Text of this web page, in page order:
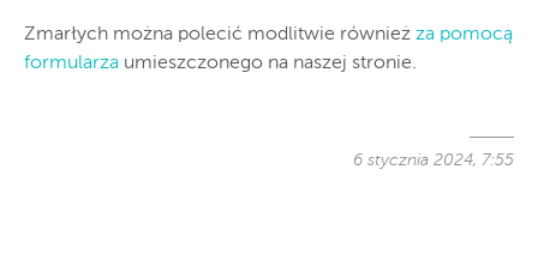
Zmarłych można polecić modlitwie również za pomocą
formularza umieszczonego na naszej stronie.
6 stycznia 2024, 7:55